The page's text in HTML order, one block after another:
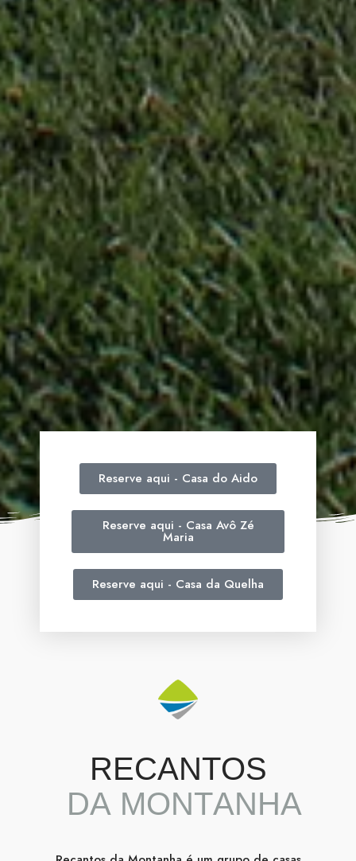
Reserve aqui - Casa do Aido
Reserve aqui - Casa Avô Zé
Maria
Reserve aqui - Casa da Quelha
RECANTOS
DA MONTANHA